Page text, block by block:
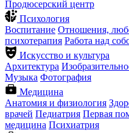
Продюсерский центр
Психология
Воспитание Отношения,
психотерапия Работа над
Искусство и культура
Архитектура
Музыка Фотография
Медицина
Анатомия и физиология
врачей Педиатрия Первая
медицина Психиатрия